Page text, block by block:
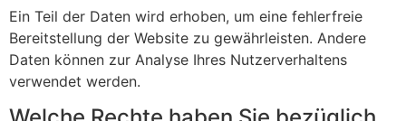
Ein Teil der Daten wird erhoben, um eine fehlerfreie
Bereitstellung der Website zu gewährleisten. Andere
Daten können zur Analyse Ihres Nutzerverhaltens
verwendet werden.